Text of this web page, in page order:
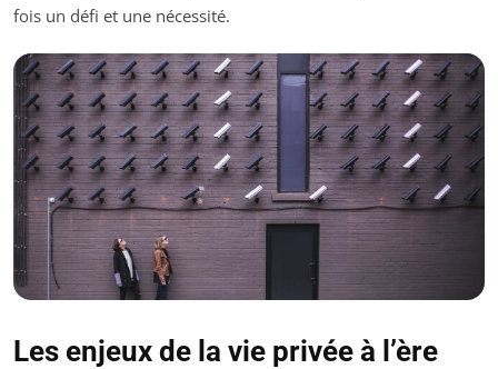
fois un défi et une nécessité.
Les enjeux de la vie privée à l’ère